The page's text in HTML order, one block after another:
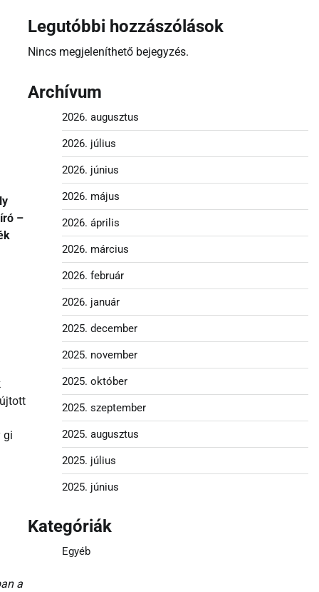
–
gi
a
Legutóbbi hozzászólások
Nincs megjeleníthető bejegyzés.
Archívum
2026. augusztus
2026. július
2026. június
2026. május
2026. április
2026. március
2026. február
2026. január
2025. december
2025. november
2025. október
2025. szeptember
2025. augusztus
2025. július
2025. június
Kategóriák
Egyéb